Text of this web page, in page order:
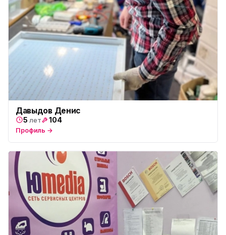
Давыдов Денис
5 лет 104
Профиль →